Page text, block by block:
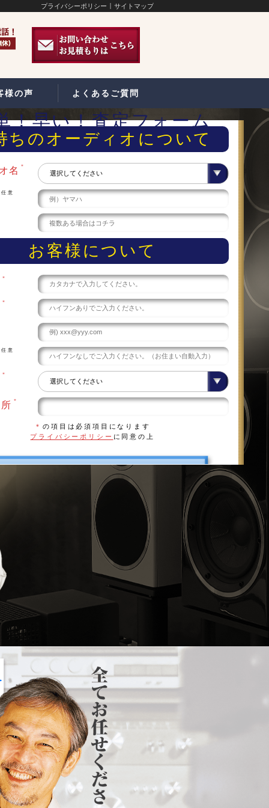
プライバシーポリシー サイトマップ
様の声 よくあるご質問
！早い！査定フォーム
ちのオーディオについて
名 ＊
任意
お客様について
＊
＊
任意
＊
＊
＊の項目は必須項目になります
プライバシーポリシー に同意の上